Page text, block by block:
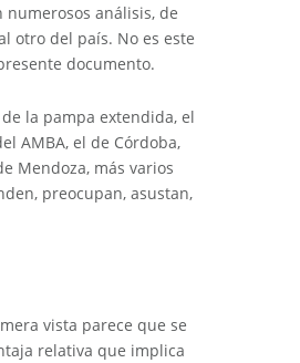
numerosos análisis, de
otro del país. No es este
documento.
la pampa extendida, el
AMBA, el de Córdoba,
Mendoza, más varios
preocupan, asustan,
vista parece que se
relativa que implica